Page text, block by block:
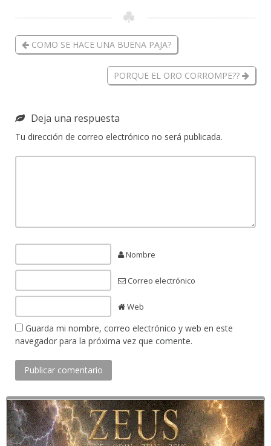
COMO SE HACE UNA BUENA PAJA?
PORQUE EL ORO CORROMPE??
Deja una respuesta
Tu dirección de correo electrónico no será publicada.
Nombre
Correo electrónico
Web
Guarda mi nombre, correo electrónico y web en este
navegador para la próxima vez que comente.